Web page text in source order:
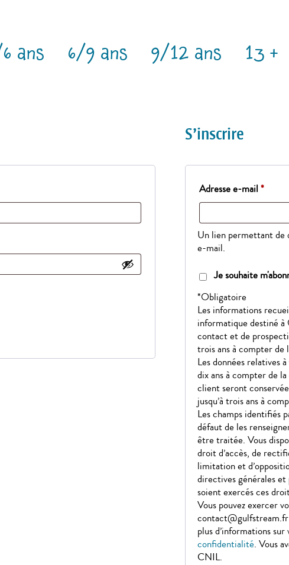
ans 6/9 ans 9/12 ans 13 +
S’inscrire
Adresse e-mail*
Un lien permettant de
e-mail.
Je souhaite
*Obligatoire
Les informations
informatique destiné
contact et de
trois ans à compter
Les données relatives
dix ans à compter de
client seront
jusqu’à trois ans à
Les champs identifiés
défaut de les
être traitée. Vous
droit d’accès, de
limitation et
directives générales
soient exercés ces
Vous pouvez exercer
plus d’informations
confidentialité. Vous
CNIL.